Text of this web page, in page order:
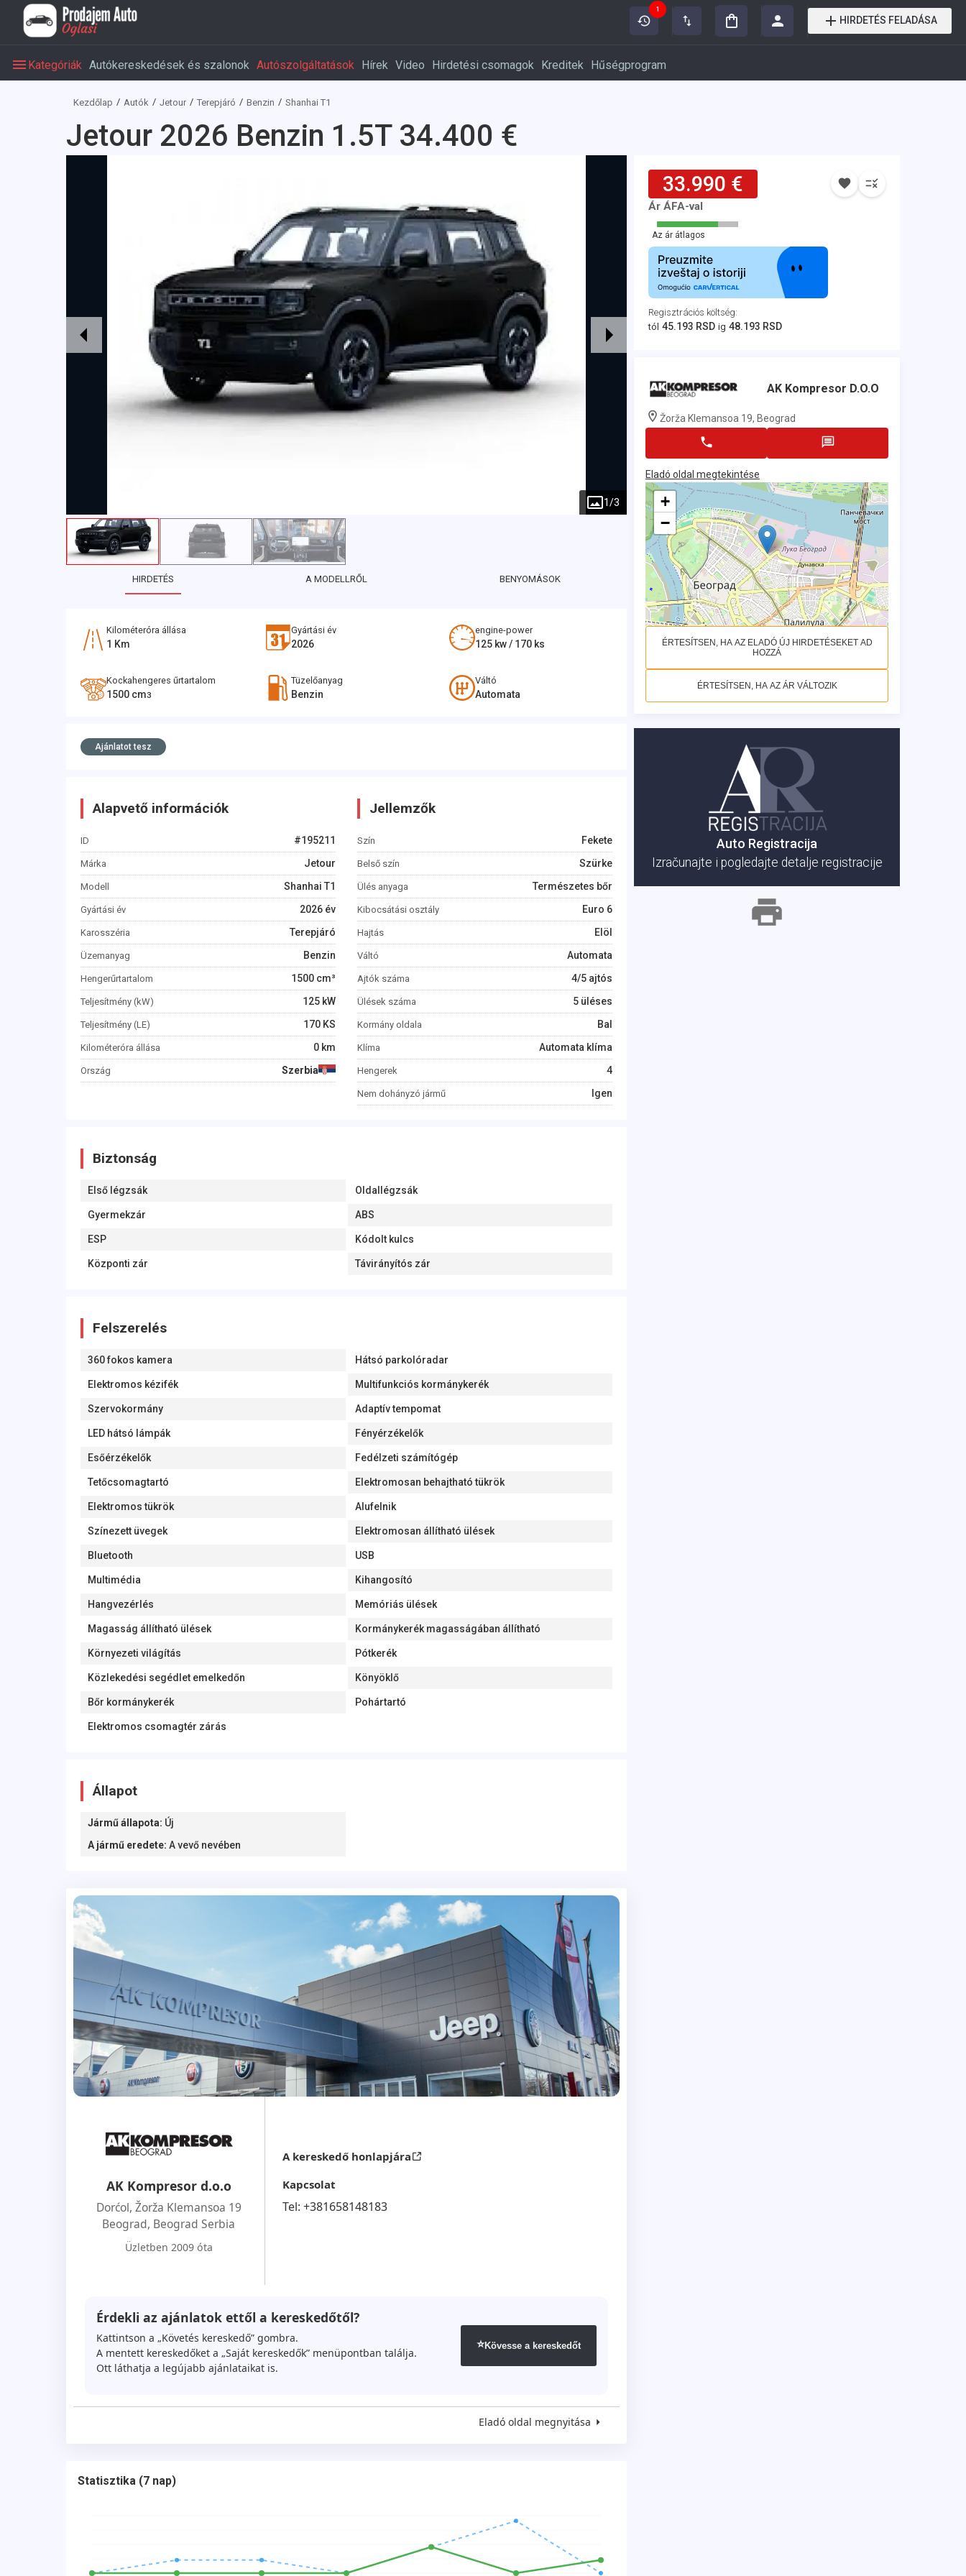
1
HIRDETÉS FELADÁSA
Kategóriák Autókereskedések és szalonok Autószolgáltatások Hírek Video Hirdetési csomagok Kreditek Hűségprogram
Kezdőlap Autók Jetour Terepjáró Benzin Shanhai T1
Jetour 2026 Benzin 1.5T 34.400 €
1/3
HIRDETÉS A MODELLRŐL BENYOMÁSOK
Kilométeróra állása
1 Km
Gyártási év
2026
engine-power
125 kw / 170 ks
Kockahengeres űrtartalom
1500 cm3
Tüzelőanyag
Benzin
Váltó
Automata
Ajánlatot tesz
Alapvető információk
ID #195211
Márka Jetour
Modell Shanhai T1
Gyártási év 2026 év
Karosszéria Terepjáró
Üzemanyag Benzin
Hengerűrtartalom 1500 cm³
Teljesítmény (kW) 125 kW
Teljesítmény (LE) 170 KS
Kilométeróra állása 0 km
Ország Szerbia
Jellemzők
Szín Fekete
Belső szín Szürke
Ülés anyaga Természetes bőr
Kibocsátási osztály Euro 6
Hajtás Elöl
Váltó Automata
Ajtók száma 4/5 ajtós
Ülések száma 5 üléses
Kormány oldala Bal
Klíma Automata klíma
Hengerek 4
Nem dohányzó jármű Igen
Biztonság
Első légzsák Oldallégzsák
Gyermekzár ABS
ESP Kódolt kulcs
Központi zár Távirányítós zár
Felszerelés
360 fokos kamera Hátsó parkolóradar
Elektromos kézifék Multifunkciós kormánykerék
Szervokormány Adaptív tempomat
LED hátsó lámpák Fényérzékelők
Esőérzékelők Fedélzeti számítógép
Tetőcsomagtartó Elektromosan behajtható tükrök
Elektromos tükrök Alufelnik
Színezett üvegek Elektromosan állítható ülések
Bluetooth USB
Multimédia Kihangosító
Hangvezérlés Memóriás ülések
Magasság állítható ülések Kormánykerék magasságában állítható
Környezeti világítás Pótkerék
Közlekedési segédlet emelkedőn Könyöklő
Bőr kormánykerék Pohártartó
Elektromos csomagtér zárás
Állapot
Jármű állapota: Új
A jármű eredete: A vevő nevében
AK Kompresor d.o.o
Dorćol, Žorža Klemansoa 19
Beograd, Beograd Serbia
Üzletben 2009 óta
A kereskedő honlapjára
Kapcsolat
Tel: +381658148183
Érdekli az ajánlatok ettől a kereskedőtől?
Kattintson a „Követés kereskedő” gombra.
A mentett kereskedőket a „Saját kereskedők” menüpontban találja.
Ott láthatja a legújabb ajánlataikat is.
⭐Kövesse a kereskedőt
Eladó oldal megnyitása
Statisztika (7 nap)
33.990 €
Ár ÁFA-val
Az ár átlagos
Regisztrációs költség:
tól 45.193 RSD ig 48.193 RSD
AK Kompresor D.o.o
Žorža Klemansoa 19, Beograd
Eladó oldal megtekintése
+
−
ÉRTESÍTSEN, HA AZ ELADÓ ÚJ HIRDETÉSEKET AD
HOZZÁ
ÉRTESÍTSEN, HA AZ ÁR VÁLTOZIK
Auto Registracija
Izračunajte i pogledajte detalje registracije